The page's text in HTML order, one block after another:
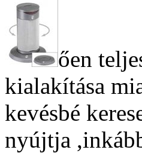
ően
kialakítása
kevésbé
nyújtja